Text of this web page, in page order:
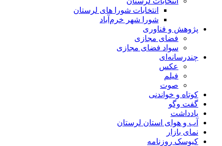
انتخابات شورا های لرستان
شورا شهر خرم‌آباد
پژوهش و فناوری
فضای مجازی
سواد فضای مجازی
چندرسانه‌ای
عكس
فیلم
صوت
کوتاه و خواندنی
گفت وگو
یادداشت
آب و هوای استان لرستان
نمای بازار
کیوسک روزنامه